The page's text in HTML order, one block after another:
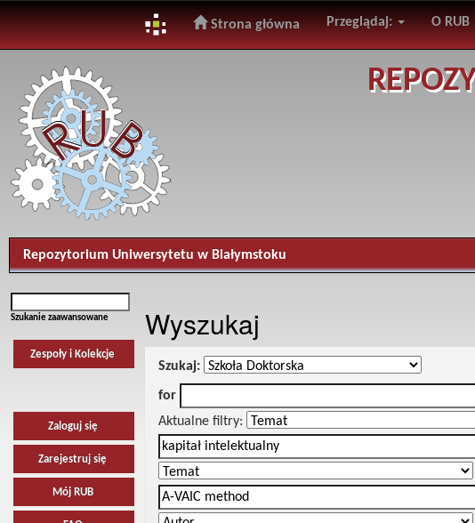
navigation
Strona główna Przeglądaj: O RUB
Repozytorium Uniwersytetu w Białymstoku
Szukanie zaawansowane
Zespoły i Kolekcje
Zaloguj się
Zarejestruj się
Mój RUB
Wyszukaj
Szukaj:
for
Aktualne filtry: